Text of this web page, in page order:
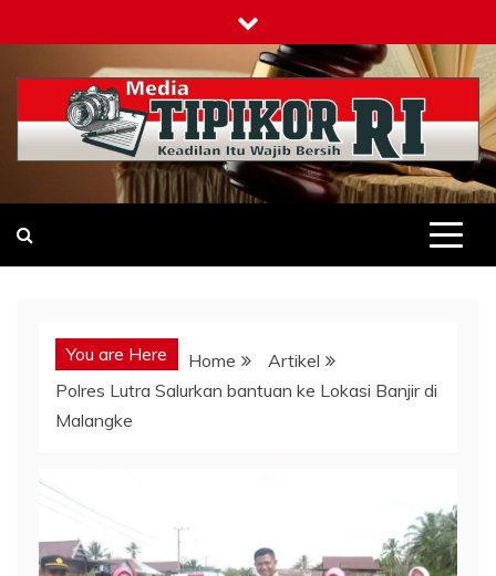
to
content
Tipikor-ri-online.my.id
Keadilan Itu Wajib Bersih
You are Here Home
Artikel
Polres Lutra Salurkan bantuan ke Lokasi Banjir di
Malangke